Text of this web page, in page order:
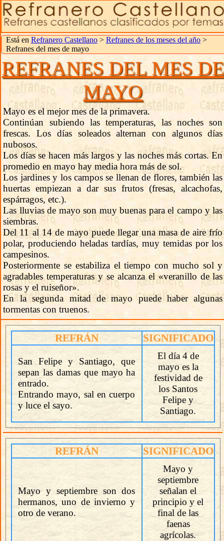
Está en Refranero Castellano> Refranes de los meses del año>
Refranes del mes de mayo
REFRANES DEL MES DE
MAYO
Mayo es el mejor mes de la primavera.
Continúan subiendo las temperaturas, las noches son
frescas. Los días soleados alternan con algunos días
nubosos.
Los días se hacen más largos y las noches más cortas. En
promedio en mayo hay media hora más de sol.
Los jardines y los campos se llenan de flores, también las
huertas empiezan a dar sus frutos (fresas, alcachofas,
espárragos, etc.).
Las lluvias de mayo son muy buenas para el campo y las
siembras.
Del 11 al 14 de mayo puede llegar una masa de aire frío
polar, produciendo heladas tardías, muy temidas por los
campesinos.
Posteriormente se estabiliza el tiempo con mucho sol y
agradables temperaturas y se alcanza el «veranillo de las
rosas y el ruiseñor».
En la segunda mitad de mayo puede haber algunas
tormentas con truenos.
REFRÁN SIGNIFICADO
San Felipe y Santiago, que
sepan las damas que mayo ha
entrado.
Entrando mayo, sal en cuerpo
y luce el sayo.
El día 4 de
mayo es la
festividad de
los Santos
Felipe y
Santiago.
REFRÁN SIGNIFICADO
Mayo y septiembre son dos
hermanos, uno de invierno y
otro de verano.
Mayo y
septiembre
señalan el
principio y el
final de las
faenas
agrícolas.